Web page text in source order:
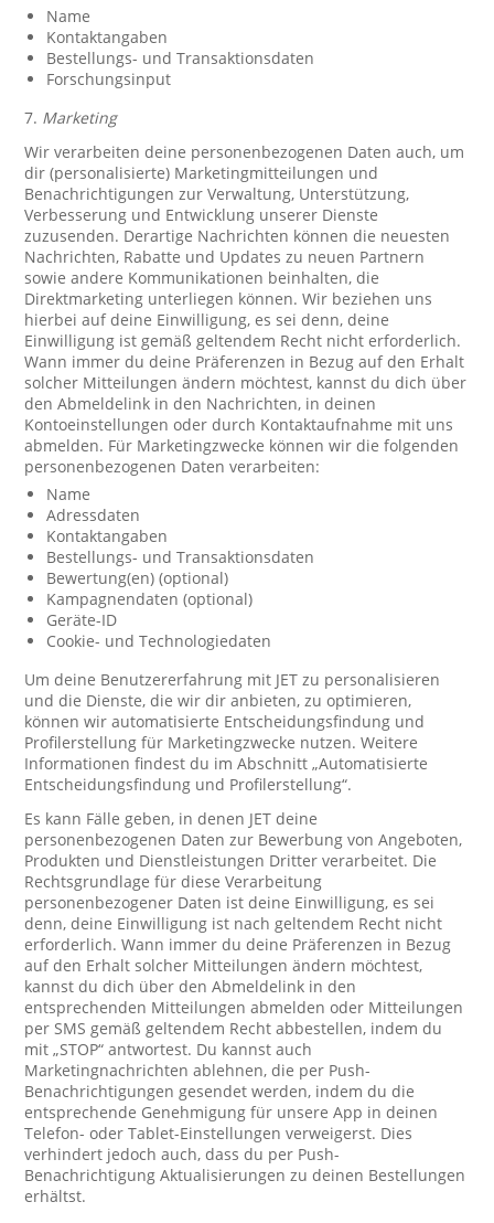
Name
Kontaktangaben
Bestellungs- und Transaktionsdaten
Forschungsinput
7. Marketing
Wir verarbeiten deine personenbezogenen Daten auch, um
dir (personalisierte) Marketingmitteilungen und
Benachrichtigungen zur Verwaltung, Unterstützung,
Verbesserung und Entwicklung unserer Dienste
zuzusenden. Derartige Nachrichten können die neuesten
Nachrichten, Rabatte und Updates zu neuen Partnern
sowie andere Kommunikationen beinhalten, die
Direktmarketing unterliegen können. Wir beziehen uns
hierbei auf deine Einwilligung, es sei denn, deine
Einwilligung ist gemäß geltendem Recht nicht erforderlich.
Wann immer du deine Präferenzen in Bezug auf den Erhalt
solcher Mitteilungen ändern möchtest, kannst du dich über
den Abmeldelink in den Nachrichten, in deinen
Kontoeinstellungen oder durch Kontaktaufnahme mit uns
abmelden. Für Marketingzwecke können wir die folgenden
personenbezogenen Daten verarbeiten:
Name
Adressdaten
Kontaktangaben
Bestellungs- und Transaktionsdaten
Bewertung(en) (optional)
Kampagnendaten (optional)
Geräte-ID
Cookie- und Technologiedaten
Um deine Benutzererfahrung mit JET zu personalisieren
und die Dienste, die wir dir anbieten, zu optimieren,
können wir automatisierte Entscheidungsfindung und
Profilerstellung für Marketingzwecke nutzen. Weitere
Informationen findest du im Abschnitt „Automatisierte
Entscheidungsfindung und Profilerstellung“.
Es kann Fälle geben, in denen JET deine
personenbezogenen Daten zur Bewerbung von Angeboten,
Produkten und Dienstleistungen Dritter verarbeitet. Die
Rechtsgrundlage für diese Verarbeitung
personenbezogener Daten ist deine Einwilligung, es sei
denn, deine Einwilligung ist nach geltendem Recht nicht
erforderlich. Wann immer du deine Präferenzen in Bezug
auf den Erhalt solcher Mitteilungen ändern möchtest,
kannst du dich über den Abmeldelink in den
entsprechenden Mitteilungen abmelden oder Mitteilungen
per SMS gemäß geltendem Recht abbestellen, indem du
mit „STOP“ antwortest. Du kannst auch
Marketingnachrichten ablehnen, die per Push-
Benachrichtigungen gesendet werden, indem du die
entsprechende Genehmigung für unsere App in deinen
Telefon- oder Tablet-Einstellungen verweigerst. Dies
verhindert jedoch auch, dass du per Push-
Benachrichtigung Aktualisierungen zu deinen Bestellungen
erhältst.